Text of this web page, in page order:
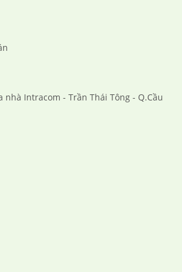
nhà Intracom - Trần Thái Tông - Q.Cầu